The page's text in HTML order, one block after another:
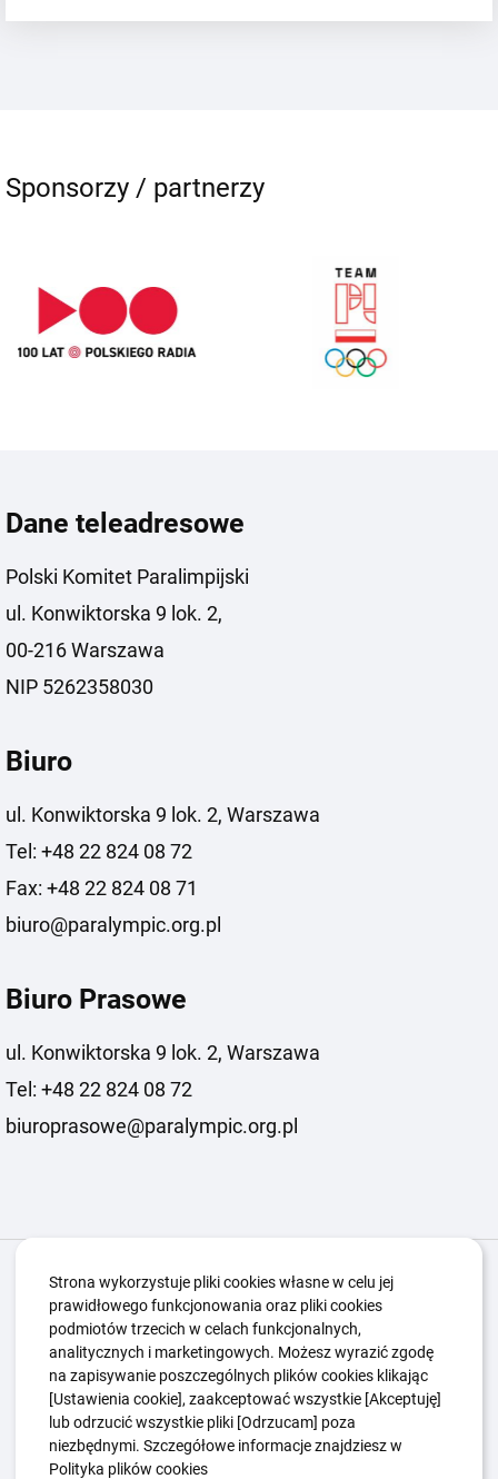
Sponsorzy / partnerzy
Dane teleadresowe
Polski Komitet Paralimpijski
ul. Konwiktorska 9 lok. 2,
00-216 Warszawa
NIP 5262358030
Biuro
ul. Konwiktorska 9 lok. 2, Warszawa
Tel: +48 22 824 08 72
Fax: +48 22 824 08 71
biuro@paralympic.org.pl
Biuro Prasowe
ul. Konwiktorska 9 lok. 2, Warszawa
Tel: +48 22 824 08 72
biuroprasowe@paralympic.org.pl
Igrzyska Paralimpijskie O nas
Kwalifikacje ZSK
Kluby Aktualności
Edukacja
Guttmanny Kontakt
Polityka Ochrony Dzieci
Sygnaliści
Polityka plików cookie
Strona wykorzystuje pliki cookies własne w celu jej
prawidłowego funkcjonowania oraz pliki cookies
podmiotów trzecich w celach funkcjonalnych,
analitycznych i marketingowych. Możesz wyrazić zgodę
na zapisywanie poszczególnych plików cookies klikając
[Ustawienia cookie], zaakceptować wszystkie [Akceptuję]
lub odrzucić wszystkie pliki [Odrzucam] poza
niezbędnymi. Szczegółowe informacje znajdziesz w
Polityka plików cookies